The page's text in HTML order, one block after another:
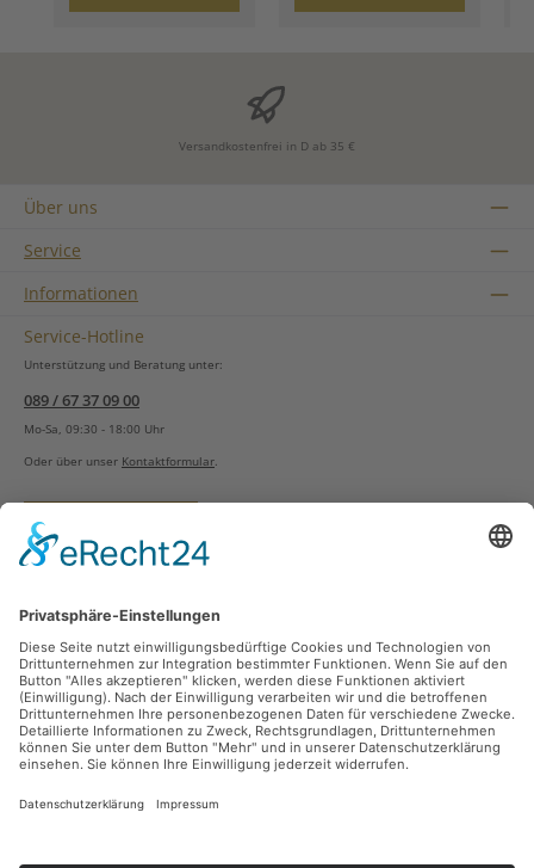
Versandkostenfrei in D ab 35 €
Über uns
Service
Informationen
Service-Hotline
Unterstützung und Beratung unter:
089 / 67 37 09 00
Mo-Sa, 09:30 - 18:00 Uhr
Oder über unser Kontaktformular.
Vertrag widerrufen
Zahlungsarten
Sicher Einkaufen
Ladengeschäft
Newsletter